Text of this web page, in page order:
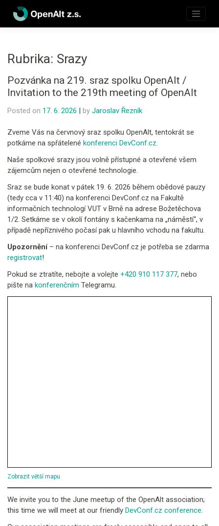
content
Rubrika: Srazy
Pozvánka na 219. sraz spolku OpenAlt /
Invitation to the 219th meeting of OpenAlt
Posted on 17. 6. 2026 | by Jaroslav Řezník
Zveme Vás na červnový sraz spolku OpenAlt, tentokrát se
potkáme na spřátelené konferenci DevConf.cz.
Naše spolkové srazy jsou volně přístupné a otevřené všem
zájemcům nejen o otevřené technologie.
Sraz se bude konat v pátek 19. 6. 2026 během obědové pauzy
(tedy cca v 11:40) na konferenci DevConf.cz na Fakultě
informačních technologí VUT v Brně na adrese Božetěchova
1/2. Setkáme se v okolí fontány s kačenkama na „náměstí“, v
případě nepříznivého počasí pak u hlavního vchodu na fakultu.
Upozornění– na konferenci DevConf.cz je potřeba se zdarma
registrovat!
Pokud se ztratíte, nebojte a volejte +420 910 117 377, nebo
pište na konferenčním Telegramu.
Zobrazit větší mapu
We invite you to the June meetup of the OpenAlt association;
this time we will meet at our friendly DevConf.cz conference.